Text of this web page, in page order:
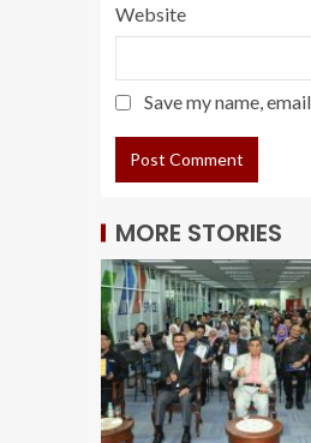
Website
Save my name,
MORE STORIES